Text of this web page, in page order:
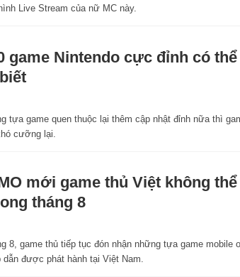
Live Stream của nữ MC này.
game Nintendo cực đỉnh có thể
tựa game quen thuộc lại thêm cập nhật đỉnh nữa thì
cưỡng lại.
mới game thủ Việt không
tháng 8
8, game thủ tiếp tục đón nhận những tựa game mobile
dẫn được phát hành tại Việt Nam.